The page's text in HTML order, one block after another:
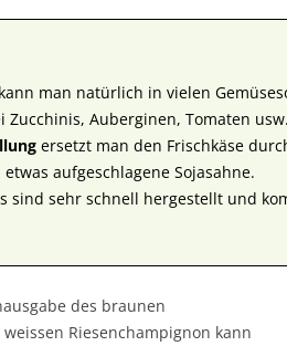
man natürlich in vielen
Zucchinis, Auberginen, Tomaten
ersetzt man den Frischkäse
aufgeschlagene Sojasahne.
sind sehr schnell hergestellt und
des braunen
Riesenchampignon kann